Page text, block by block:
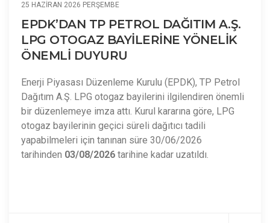
25 HAZIRAN 2026 PERŞEMBE
EPDK’DAN TP PETROL DAĞITIM A.Ş.
LPG OTOGAZ BAYİLERİNE YÖNELİK
ÖNEMLİ DUYURU
Enerji Piyasası Düzenleme Kurulu (EPDK), TP Petrol
Dağıtım A.Ş. LPG otogaz bayilerini ilgilendiren önemli
bir düzenlemeye imza attı. Kurul kararına göre, LPG
otogaz bayilerinin geçici süreli dağıtıcı tadili
yapabilmeleri için tanınan süre 30/06/2026
tarihinden 03/08/2026 tarihine kadar uzatıldı.